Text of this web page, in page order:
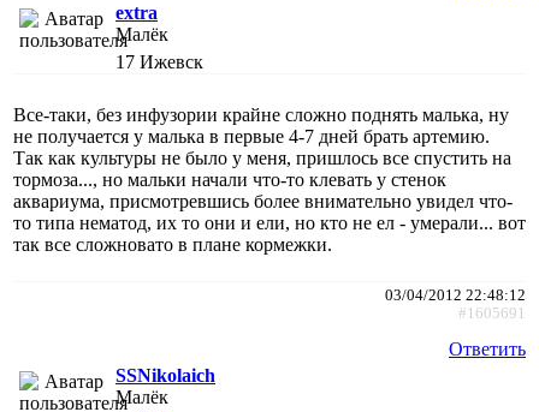
extra
Малёк
17 Ижевск
Все-таки, без инфузории крайне сложно поднять малька, ну
не получается у малька в первые 4-7 дней брать артемию.
Так как культуры не было у меня, пришлось все спустить на
тормоза..., но мальки начали что-то клевать у стенок
аквариума, присмотревшись более внимательно увидел что-
то типа нематод, их то они и ели, но кто не ел - умерали... вот
так все сложновато в плане кормежки.
03/04/2012 22:48:12
#1605691
Ответить
SSNikolaich
Малёк